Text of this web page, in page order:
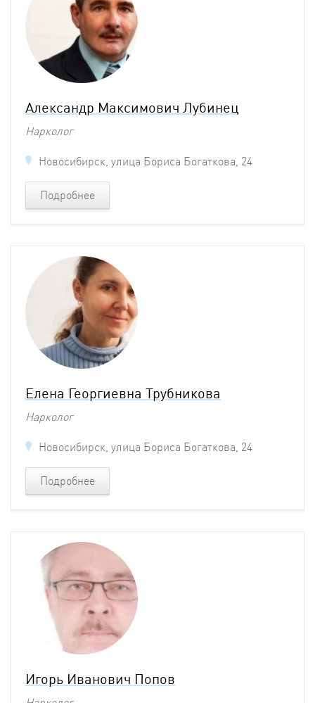
Александр Максимович Лубинец
Нарколог
Новосибирск, улица Бориса Богаткова, 24
Подробнее
Елена Георгиевна Трубникова
Нарколог
Новосибирск, улица Бориса Богаткова, 24
Подробнее
Игорь Иванович Попов